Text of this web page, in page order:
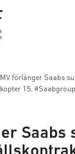
förlänger Saabs
15, #Saabgroup
Saabs